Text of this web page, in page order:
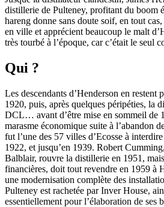
distillerie de Pulteney, profitant du boom
hareng donne sans doute soif, en tout
en ville et apprécient beaucoup le malt
très tourbé à l’époque, car c’était le seul
Qui ?
Les descendants d’Henderson en restent
1920, puis, après quelques péripéties, la
DCL… avant d’être mise en sommeil de
marasme économique suite à l’abandon
fut l’une des 57 villes d’Ecosse à
1922, et jusqu’en 1939. Robert
Balblair, rouvre la distillerie en 1951,
financières, doit tout revendre en 1959 à
une modernisation complète des
Pulteney est rachetée par Inver House,
essentiellement pour l’élaboration de ses